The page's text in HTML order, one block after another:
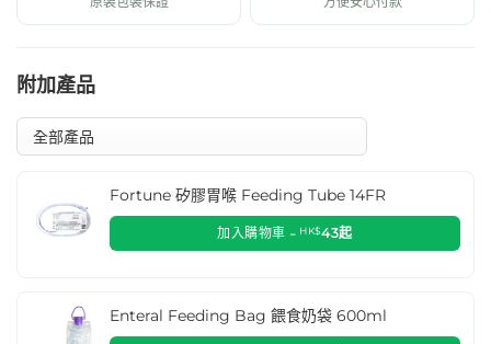
附加產品
Fortune 矽膠胃喉 Feeding Tube 14FR
加入購物車 - HK$43起
Enteral Feeding Bag 餵食奶袋 600ml